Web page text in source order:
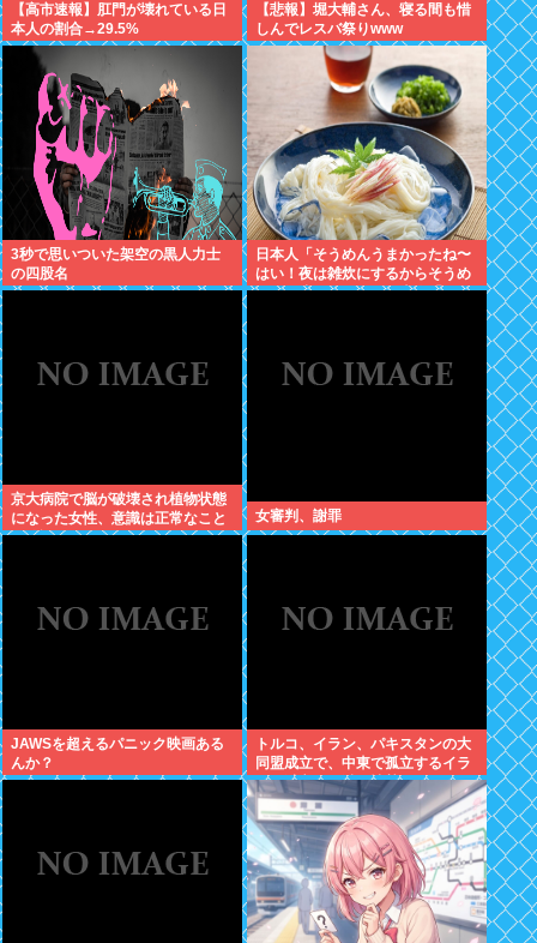
【高市速報】肛門が壊れている日
本人の割合→29.5%
【悲報】堀大輔さん、寝る間も惜
しんでレスバ祭りwww
3秒で思いついた架空の黒人力士
の四股名
日本人「そうめんうまかったね〜
はい！夜は雑炊にするからそうめ
んつゆ戻してー！」欧米人「Don’t
京大病院で脳が破壊され植物状態
になった女性、意識は正常なこと
が確認されおわる
女審判、謝罪
JAWSを超えるパニック映画ある
んか？
トルコ、イラン、パキスタンの大
同盟成立で、中東で孤立するイラ
ンは滅亡不可避な情勢へwww